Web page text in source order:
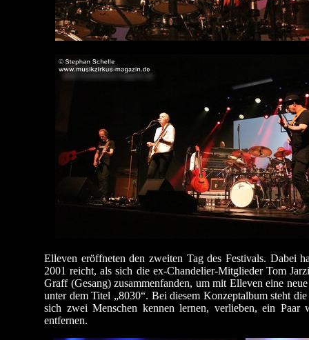
Elleven eröffneten den zweiten Tag des Festivals. Dabei
2001 reicht, als sich die ex-Chandelier-Mitglieder Tom
Graff (Gesang) zusammenfanden, um mit Elleven eine
unter dem Titel „8030“. Bei diesem Konzeptalbum steht
sich zwei Menschen kennen lernen, verlieben, ein
entfernen.